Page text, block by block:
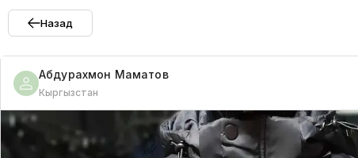
Назад
Абдурахмон Маматов
Кыргызстан